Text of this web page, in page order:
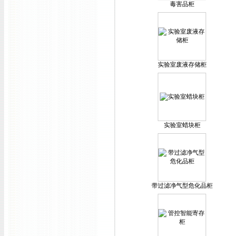
毒害品柜
实验室废液存储柜
实验室蜡块柜
带过滤净气型危化品柜